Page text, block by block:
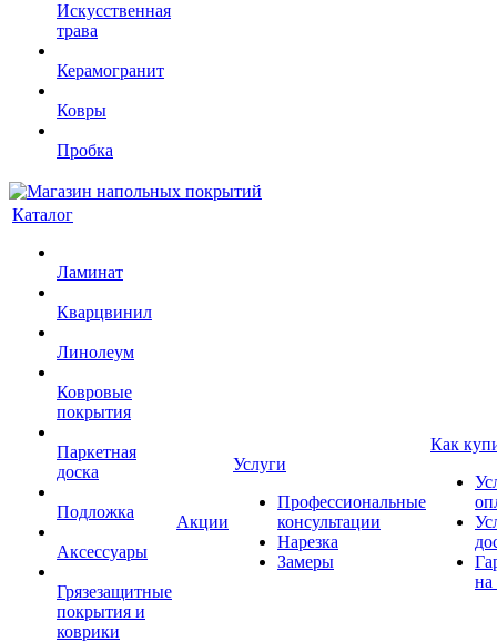
Искусственная
трава
Керамогранит
Ковры
Пробка
Каталог
Ламинат
Кварцвинил
Линолеум
Ковровые
покрытия
Паркетная
доска
Подложка
Аксессуары
Грязезащитные
покрытия и
коврики
Акции
Услуги
Профессиональные
консультации
Нарезка
Замеры
Как
на